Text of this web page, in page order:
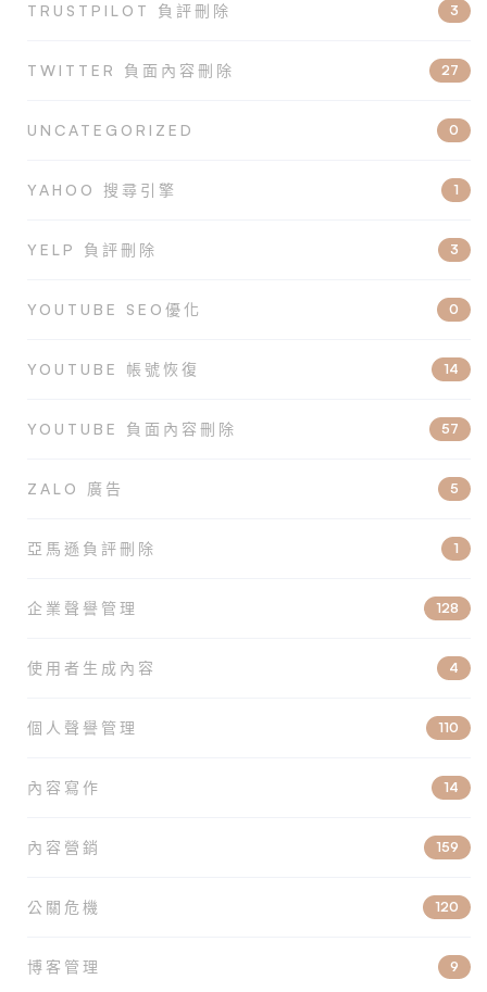
TRUSTPILOT 負評刪除 3
TWITTER 負面內容刪除 27
UNCATEGORIZED 0
YAHOO 搜尋引擎 1
YELP 負評刪除 3
YOUTUBE SEO優化 0
YOUTUBE 帳號恢復 14
YOUTUBE 負面內容刪除 57
ZALO 廣告 5
亞馬遜負評刪除 1
企業聲譽管理 128
使用者生成內容 4
個人聲譽管理 110
內容寫作 14
內容營銷 159
公關危機 120
博客管理 9